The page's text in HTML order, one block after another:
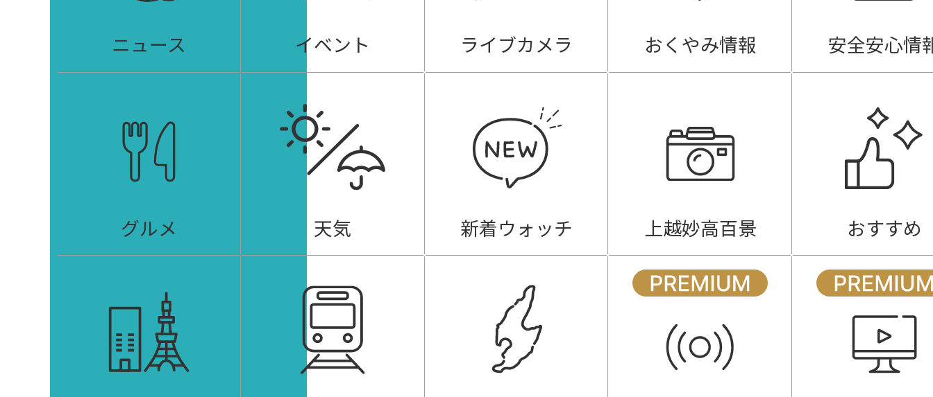
ニュース イベント ライブカメラ おくやみ情報 安全安心情
グルメ 天気 新着ウォッチ 上越妙高百景 おすすめ